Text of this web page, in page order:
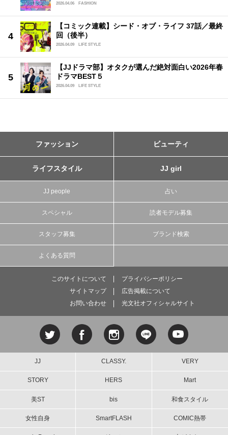
2026.04.06 FASHION
【コミック連載】シード・オブ・ライフ 37話／最終
回（後半）
2026.04.09 LIFE STYLE
【JJドラマ部】オタクが選んだ絶対面白い2026年春
ドラマBEST５
2026.04.09 LIFE STYLE
ファッション ビューティ
ライフスタイル JJ girl
JJ people 占い
スペシャル 読者モデル募集
スタッフ募集 ブランド検索
よくある質問
このサイトについて
プライバシーポリシー
サイトマップ
広告掲載について
お問い合わせ
光文社オフィシャルサイト
JJ CLASSY. VERY
STORY HERS Mart
美ST bis 和食スタイル
女性自身 SmartFLASH COMIC熱帯